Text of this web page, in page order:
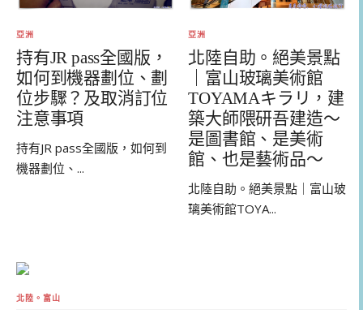
亞洲
持有JR pass全國版，
如何到機器劃位、劃
位步驟？及取消訂位
注意事項
持有JR pass全國版，如何到
機器劃位、...
亞洲
北陸自助。絕美景點
｜富山玻璃美術館
TOYAMAキラリ，建
築大師隈研吾建造～
是圖書館、是美術
館、也是藝術品～
北陸自助。絕美景點｜富山玻
璃美術館TOYA...
北陸。富山